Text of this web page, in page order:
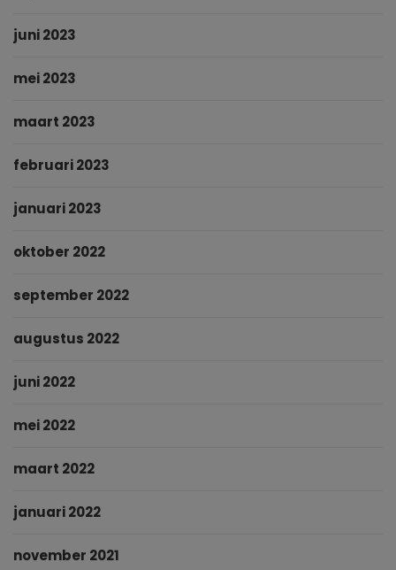
juni 2023
mei 2023
maart 2023
februari 2023
januari 2023
oktober 2022
september 2022
augustus 2022
juni 2022
mei 2022
maart 2022
januari 2022
november 2021